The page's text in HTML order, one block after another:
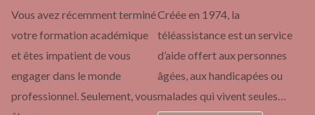
Vous avez récemment terminé
votre formation académique
et êtes impatient de vous
engager dans le monde
professionnel. Seulement, vous
Créée en 1974, la
téléassistance est un service
d’aide offert aux personnes
âgées, aux handicapées ou
malades qui vivent seules…